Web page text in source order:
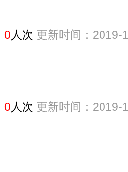
0 人次 更新时间：2019-
0 人次 更新时间：2019-